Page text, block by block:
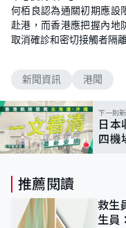
何栢良認為通關初期應設
赴港，而香港應把握內地
取消確診和密切接觸者隔
新聞資訊 港聞
下一則
日本
四機
推薦閱讀
救生
生員